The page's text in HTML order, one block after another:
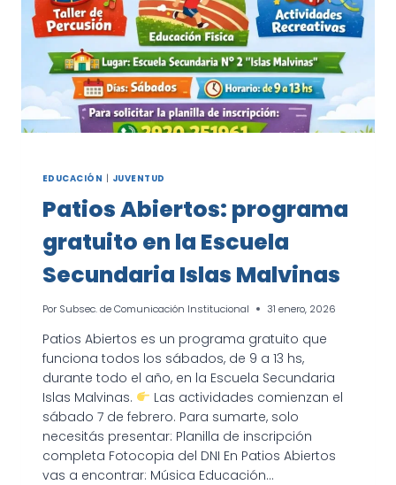
EDUCACIÓN | JUVENTUD
Patios Abiertos: programa
gratuito en la Escuela
Secundaria Islas Malvinas
Por Subsec. de Comunicación Institucional 31 enero, 2026
Patios Abiertos es un programa gratuito que
funciona todos los sábados, de 9 a 13 hs,
durante todo el año, en la Escuela Secundaria
Islas Malvinas.
Las actividades comienzan el
sábado 7 de febrero. Para sumarte, solo
necesitás presentar: Planilla de inscripción
completa Fotocopia del DNI En Patios Abiertos
vas a encontrar: Música Educación…